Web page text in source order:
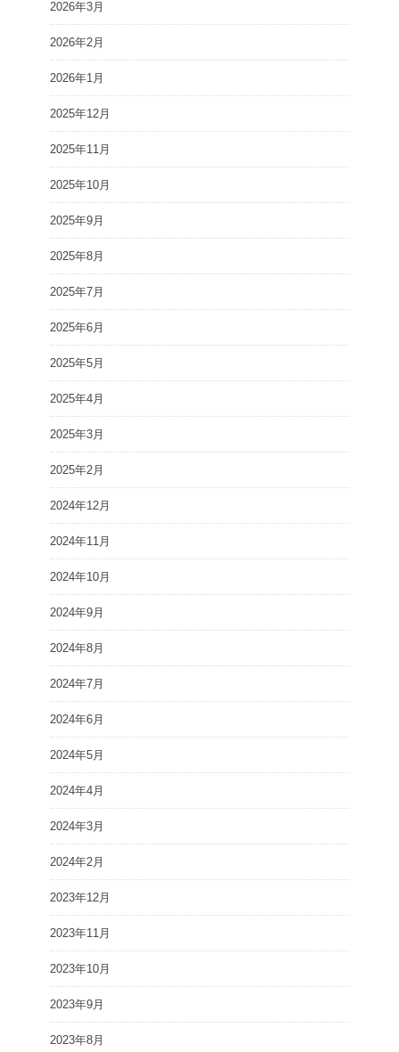
2026年3月
2026年2月
2026年1月
2025年12月
2025年11月
2025年10月
2025年9月
2025年8月
2025年7月
2025年6月
2025年5月
2025年4月
2025年3月
2025年2月
2024年12月
2024年11月
2024年10月
2024年9月
2024年8月
2024年7月
2024年6月
2024年5月
2024年4月
2024年3月
2024年2月
2023年12月
2023年11月
2023年10月
2023年9月
2023年8月